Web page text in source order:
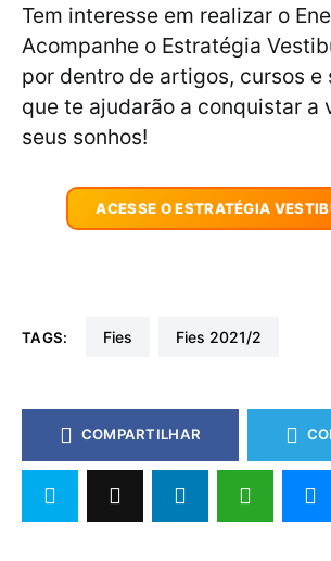
Tem interesse em realizar o
Acompanhe o Estratégia
por dentro de artigos, cursos e
que te ajudarão a conquistar a
seus sonhos!
ACESSE O ESTRATÉGIA
TAGS: fies fies 2021/2
COMPARTILHAR